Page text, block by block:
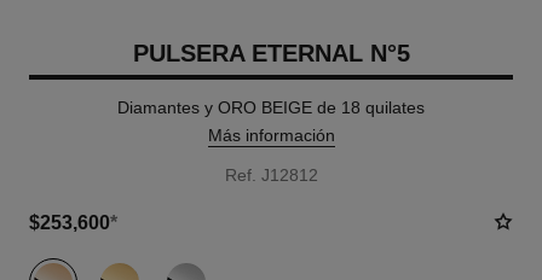
PULSERA ETERNAL N°5
Diamantes y ORO BEIGE de 18 quilates
Más información
Ref. J12812
$253,600*
variante (3)